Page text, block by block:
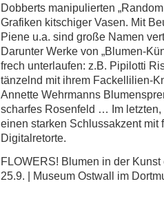
Dobberts manipulierten
Grafiken kitschiger Vasen. Mit
Piene u.a. sind große Namen
Darunter Werke von „Blumen-
frech unterlaufen: z.B. Pipilotti
tänzelnd mit ihrem Fackellilien-
Annette Wehrmanns
scharfes Rosenfeld … Im
einen starken Schlussakzent
Digitalretorte.
FLOWERS! Blumen in der
25.9. | Museum Ostwall im